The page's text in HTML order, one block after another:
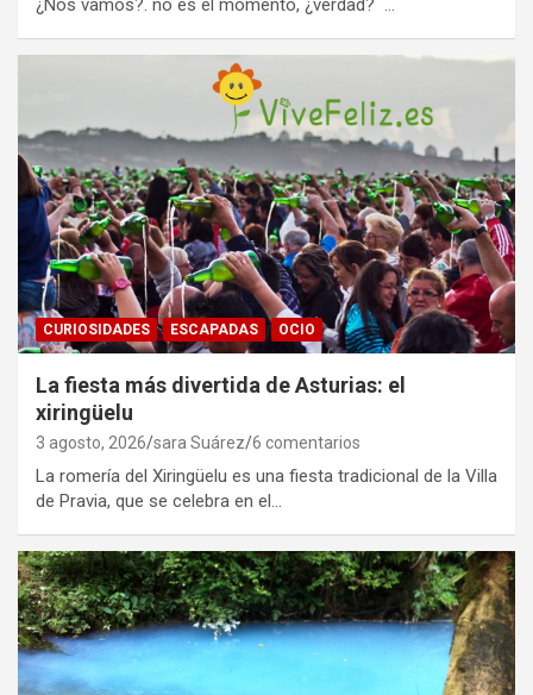
¿Nos vamos?. no es el momento, ¿verdad? …
CURIOSIDADES ESCAPADAS OCIO
La fiesta más divertida de Asturias: el
xiringüelu
3 agosto, 2026 sara Suárez 6 comentarios
La romería del Xiringüelu es una fiesta tradicional de la Villa
de Pravia, que se celebra en el…